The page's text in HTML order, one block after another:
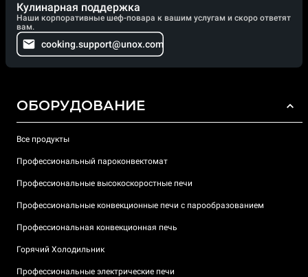
Кулинарная поддержка
Наши корпоративные шеф-повара к вашим услугам и скоро ответят
вам.
cooking.support@unox.com
ОБОРУДОВАНИЕ
Все продукты
Профессиональный пароконвектомат
Профессиональные высокоскоростные печи
Профессиональные конвекционные печи с парообразованием
Профессиональная конвекционная печь
Горячий Холодильник
Профессиональные электрические печи